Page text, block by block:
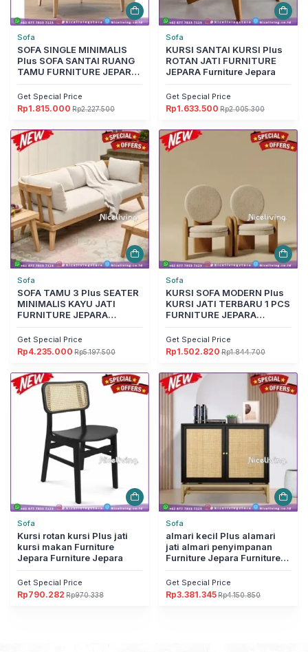
Sofa
SOFA SINGLE MINIMALIS
Plus SOFA SANTAI RUANG
TAMU FURNITURE JEPARA
Get Special Price
Rp2.227.500
Harga
adalah:
Rp2.227.500.
Rp1.815.000
Harga
ini
adalah:
Rp1.815.000.
Sofa
KURSI SANTAI KURSI Plus
ROTAN JATI FURNITURE
JEPARA Furniture Jepara
Get Special Price
Rp2.005.300
Harga
adalah:
Rp2.005.300.
Rp1.633.500
Harga
ini
adalah:
Rp1.633.500.
Sofa
SOFA TAMU 3 Plus SEATER
MINIMALIS KAYU JATI
FURNITURE JEPARA
Get Special Price
Rp5.197.500
Harga
adalah:
Rp5.197.500.
Rp4.235.000
Harga
ini
adalah:
Rp4.235.000.
Sofa
KURSI SOFA MODERN Plus
KURSI JATI TERBARU 1 PCS
FURNITURE JEPARA
Get Special Price
Rp1.844.700
Harga
adalah:
Rp1.844.700.
Rp1.502.820
Harga
ini
adalah:
Rp1.502.820.
Sofa
Kursi rotan kursi Plus jati
kursi makan Furniture
Jepara Furniture Jepara
Get Special Price
Rp970.338
Harga
Rp790.282
Harga
Sofa
almari kecil Plus alamari
jati almari penyimpanan
Furniture Jepara Furniture
Get Special Price
Rp4.150.850
Harga
Rp3.381.345
Harga